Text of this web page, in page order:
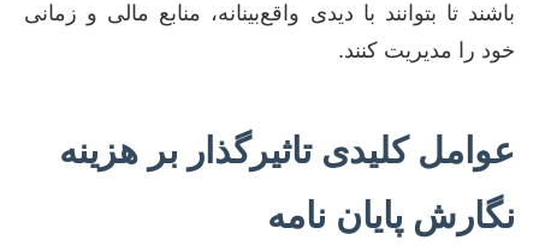
باشند تا بتوانند با دیدی واقع‌بینانه، منابع مالی و زمانی
خود را مدیریت کنند.
عوامل کلیدی تاثیرگذار بر هزینه
نگارش پایان نامه